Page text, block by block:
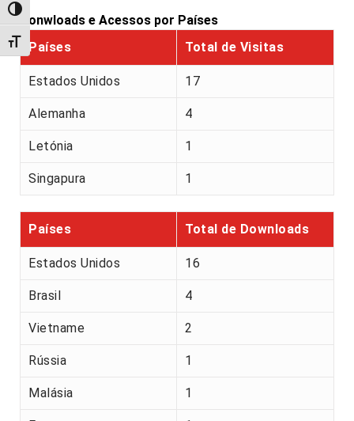
Alternar alto contraste
Alternar tamanho da fonte
Donwloads e Acessos por Países
Países
Total de Visitas
Estados Unidos 17
Alemanha 4
Letónia 1
Singapura 1
Países Total de Downloads
Estados Unidos 16
Brasil 4
Vietname 2
Rússia 1
Malásia 1